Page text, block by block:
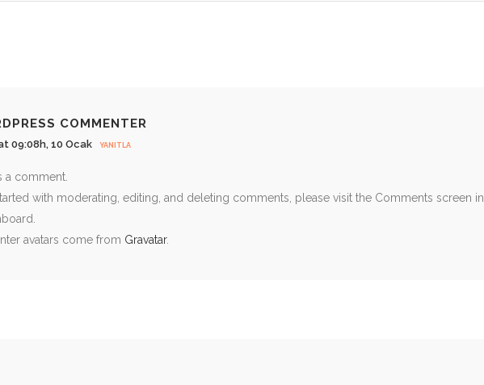
COMMENTER
09:08h, 10 Ocak YANITLA
a comment.
with moderating, editing, and deleting comments, please visit the Comments screen in
avatars come from Gravatar.